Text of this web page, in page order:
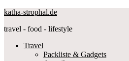
katha-strophal.de
travel - food - lifestyle
Travel
Packliste & Gadgets